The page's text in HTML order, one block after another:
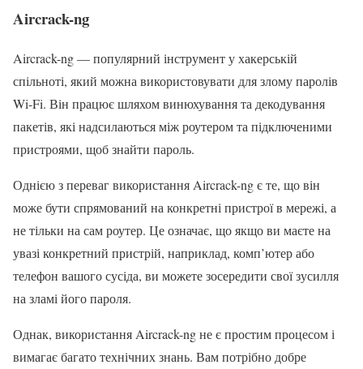
Aircrack-ng
Aircrack-ng — популярний інструмент у хакерській
спільноті, який можна використовувати для злому паролів
Wi-Fi. Він працює шляхом винюхування та декодування
пакетів, які надсилаються між роутером та підключеними
пристроями, щоб знайти пароль.
Однією з переваг використання Aircrack-ng є те, що він
може бути спрямований на конкретні пристрої в мережі, а
не тільки на сам роутер. Це означає, що якщо ви маєте на
увазі конкретний пристрій, наприклад, комп’ютер або
телефон вашого сусіда, ви можете зосередити свої зусилля
на зламі його пароля.
Однак, використання Aircrack-ng не є простим процесом і
вимагає багато технічних знань. Вам потрібно добре